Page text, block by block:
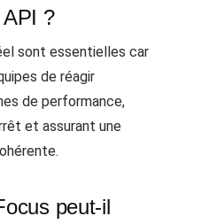
?
sont essentielles car
de réagir
de performance,
et assurant une
peut-il